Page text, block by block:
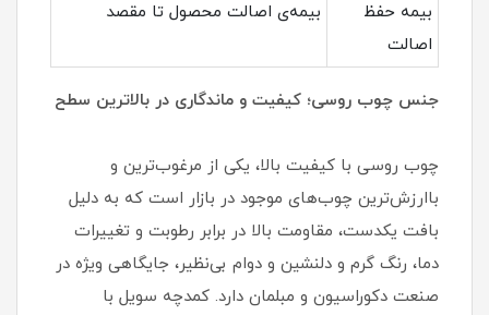
بیمه حفظ
اصالت
بیمه‌ی اصالت محصول تا مقصد
جنس چوب روسی؛ کیفیت و ماندگاری در بالاترین سطح
چوب روسی با کیفیت بالا، یکی از مرغوب‌ترین و
باارزش‌ترین چوب‌های موجود در بازار است که به دلیل
بافت یکدست، مقاومت بالا در برابر رطوبت و تغییرات
دما، رنگ گرم و دلنشین و دوام بی‌نظیر، جایگاهی ویژه در
صنعت دکوراسیون و مبلمان دارد. کمدچه سویل با